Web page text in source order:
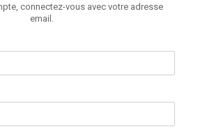
connectez-vous avec votre adresse
email.